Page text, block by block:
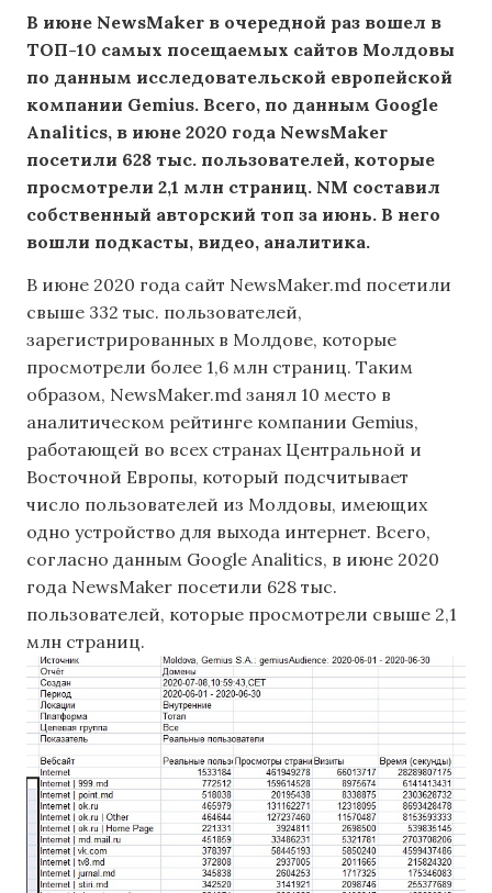
В июне NewsMaker в очередной раз вошел в
ТОП-10 самых посещаемых сайтов Молдовы
по данным исследовательской европейской
компании Gemius. Всего, по данным Google
Analitics, в июне 2020 года NewsMaker
посетили 628 тыс. пользователей, которые
просмотрели 2,1 млн страниц. NM составил
собственный авторский топ за июнь. В него
вошли подкасты, видео, аналитика.
В июне 2020 года сайт NewsMaker.md посетили
свыше 332 тыс. пользователей,
зарегистрированных в Молдове, которые
просмотрели более 1,6 млн страниц. Таким
образом, NewsMaker.md занял 10 место в
аналитическом рейтинге компании Gemius,
работающей во всех странах Центральной и
Восточной Европы, который подсчитывает
число пользователей из Молдовы, имеющих
одно устройство для выхода интернет. Всего,
согласно данным Google Analitics, в июне 2020
года NewsMaker посетили 628 тыс.
пользователей, которые просмотрели свыше 2,1
млн страниц.